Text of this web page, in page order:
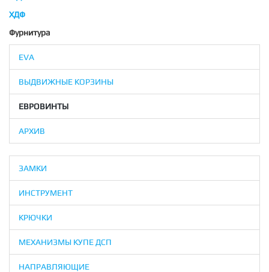
ХДФ
Фурнитура
EVA
ВЫДВИЖНЫЕ КОРЗИНЫ
ЕВРОВИНТЫ
АРХИВ
ЗАМКИ
ИНСТРУМЕНТ
КРЮЧКИ
МЕХАНИЗМЫ КУПЕ ДСП
НАПРАВЛЯЮЩИЕ